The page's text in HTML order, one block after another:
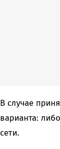
В случае
варианта:
сети.